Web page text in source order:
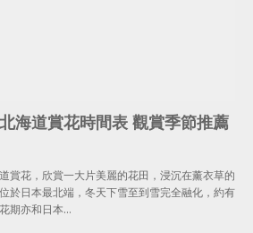
海道賞花時間表 觀賞季節推薦
賞花，欣賞一大片美麗的花田，浸沉在薰衣草的
於日本最北端，冬天下雪至到雪完全融化，約有
期亦和日本…